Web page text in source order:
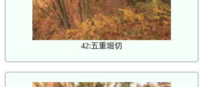
42:五重堀切